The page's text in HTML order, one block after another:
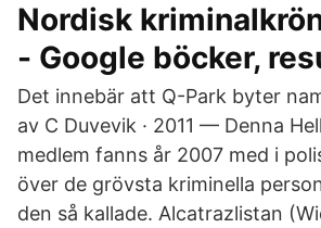
Nordisk
- Google böcker,
Det innebär att Q-Park byter
av C Duvevik · 2011 — Denna
medlem fanns år 2007 med i
över de grövsta kriminella
den så kallade. Alcatrazlistan